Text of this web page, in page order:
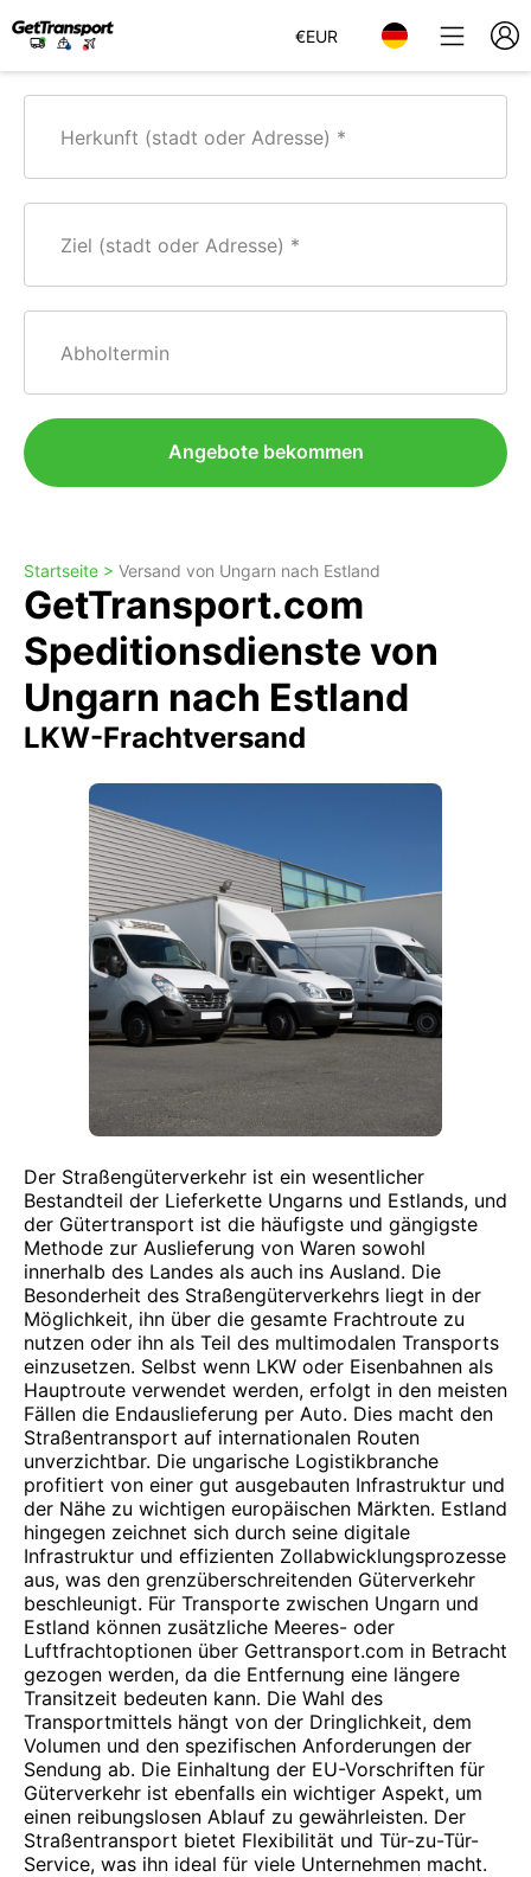
€EUR
Herkunft (stadt oder Adresse)
Ziel (stadt oder Adresse)
Abholtermin
Angebote bekommen
Startseite > Versand von Ungarn nach Estland
GetTransport.com
Speditionsdienste von
Ungarn nach Estland
LKW-Frachtversand
Der Straßengüterverkehr ist ein wesentlicher
Bestandteil der Lieferkette Ungarns und Estlands, und
der Gütertransport ist die häufigste und gängigste
Methode zur Auslieferung von Waren sowohl
innerhalb des Landes als auch ins Ausland. Die
Besonderheit des Straßengüterverkehrs liegt in der
Möglichkeit, ihn über die gesamte Frachtroute zu
nutzen oder ihn als Teil des multimodalen Transports
einzusetzen. Selbst wenn LKW oder Eisenbahnen als
Hauptroute verwendet werden, erfolgt in den meisten
Fällen die Endauslieferung per Auto. Dies macht den
Straßentransport auf internationalen Routen
unverzichtbar. Die ungarische Logistikbranche
profitiert von einer gut ausgebauten Infrastruktur und
der Nähe zu wichtigen europäischen Märkten. Estland
hingegen zeichnet sich durch seine digitale
Infrastruktur und effizienten Zollabwicklungsprozesse
aus, was den grenzüberschreitenden Güterverkehr
beschleunigt. Für Transporte zwischen Ungarn und
Estland können zusätzliche Meeres- oder
Luftfrachtoptionen über Gettransport.com in Betracht
gezogen werden, da die Entfernung eine längere
Transitzeit bedeuten kann. Die Wahl des
Transportmittels hängt von der Dringlichkeit, dem
Volumen und den spezifischen Anforderungen der
Sendung ab. Die Einhaltung der EU-Vorschriften für
Güterverkehr ist ebenfalls ein wichtiger Aspekt, um
einen reibungslosen Ablauf zu gewährleisten. Der
Straßentransport bietet Flexibilität und Tür-zu-Tür-
Service, was ihn ideal für viele Unternehmen macht.